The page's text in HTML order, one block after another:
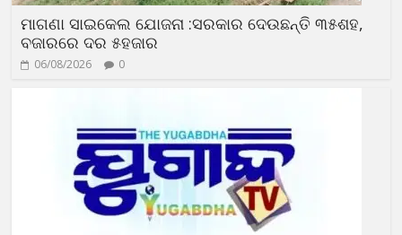
ମାଗଣା ସାଇକେଲ ଯୋଜନା :ସରକାର ଦେଉଛନ୍ତି ୩୫ଶହ,
ବଜାରରେ ଦର ୫ହଜାର
06/08/2026 0